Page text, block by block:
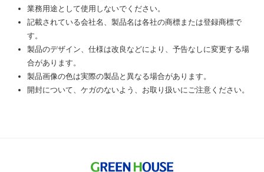
業務用途として使用しないでください。
記載されている会社名、製品名は各社の商標または登録商標で
す。
製品のデザイン、仕様は改良などにより、予告なしに変更する場
合があります。
製品画像の色は実際の製品と異なる場合があります。
開封について、ケガのないよう、お取り扱いにご注意ください。